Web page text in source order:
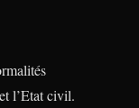
l’Etat civil.